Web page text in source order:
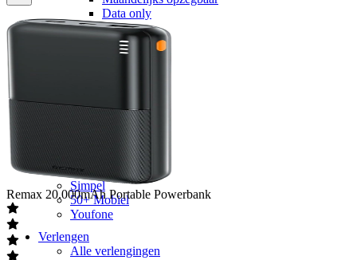
Data only
5G
Alleen bellen
hollandsnieuwe
Ben
Simyo
Budget Thuis
Lebara
Simpel
50+ Mobiel
Youfone
Verlengen
Alle verlengingen
Remax 20.000mAh Portable Powerbank